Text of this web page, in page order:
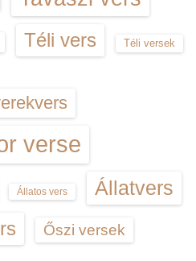
Téli vers Téli versek
verse
Állatos vers Állatvers
Őszi versek